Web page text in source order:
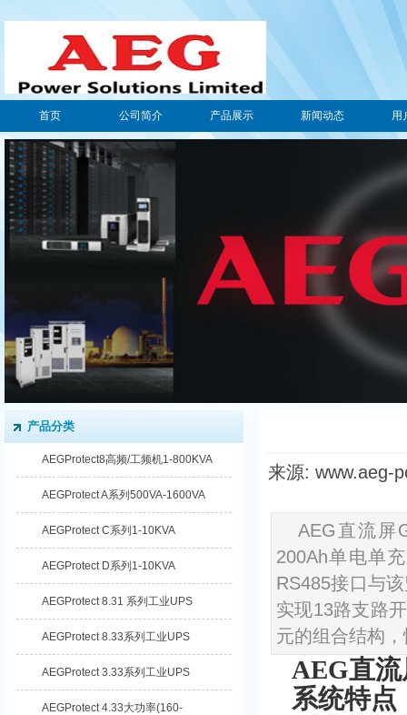
首页 公司简介 产品展示 新闻动态 用
来源:
AEG直流屏
200Ah单电单
RS485接口与
实现13路支路
元的组合结构
AEG直
系统特点
产品分类
AEGProtect8高频/工频机1-800KVA
AEGProtect A系列500VA-1600VA
AEGProtect C系列1-10KVA
AEGProtect D系列1-10KVA
AEGProtect 8.31 系列工业UPS
AEGProtect 8.33系列工业UPS
AEGProtect 3.33系列工业UPS
AEGProtect 4.33大功率(160-